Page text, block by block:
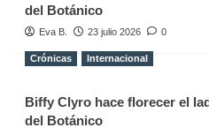
del Botánico
Eva B. 23 julio 2026 0
Crónicas Internacional
Biffy Clyro hace florecer el
del Botánico